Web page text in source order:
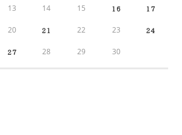
13 14 15 16 17
20 21 22 23 24
27 28 29 30